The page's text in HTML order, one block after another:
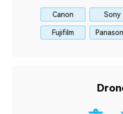
Canon Sony
Fujifilm